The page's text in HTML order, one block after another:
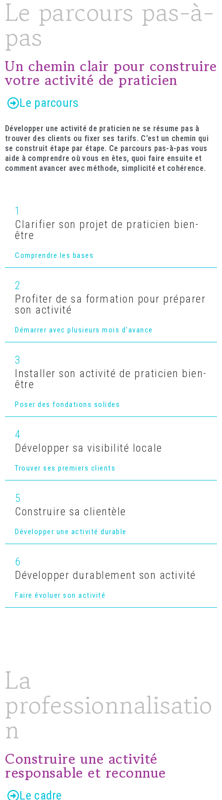
Le parcours pas-à-
pas
Un chemin clair pour construire
votre activité de praticien
Le parcours
Développer une activité de praticien ne se résume pas à
trouver des clients ou fixer ses tarifs. C’est un chemin qui
se construit étape par étape. Ce parcours pas-à-pas vous
aide à comprendre où vous en êtes, quoi faire ensuite et
comment avancer avec méthode, simplicité et cohérence.
1
Clarifier son projet de praticien bien-
être
Comprendre les bases
2
Profiter de sa formation pour préparer
son activité
Démarrer avec plusieurs mois d’avance
3
Installer son activité de praticien bien-
être
Poser des fondations solides
4
Développer sa visibilité locale
Trouver ses premiers clients
5
Construire sa clientèle
Développer une activité durable
6
Développer durablement son activité
Faire évoluer son activité
La
professionnalisatio
n
Construire une activité
responsable et reconnue
Le cadre